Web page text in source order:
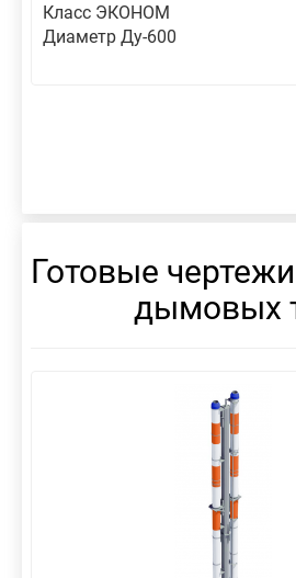
Класс ЭКОНОМ
Диаметр Ду-600
Готовые
дымовых